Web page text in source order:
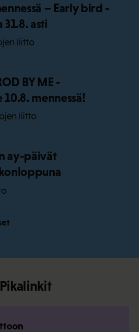
– Early bird -
31.8. asti
liitto
BY ME -
mennessä!
liitto
ay-päivät
Pikalinkit